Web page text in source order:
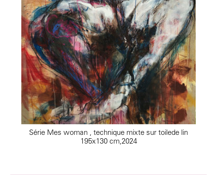
Série Mes woman , technique mixte sur toilede lin
195x130 cm,2024